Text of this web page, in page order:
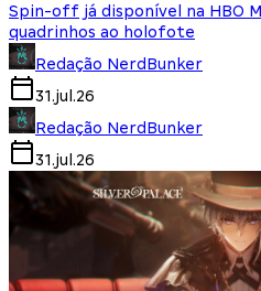
Spin-off já disponível na HBO
quadrinhos ao holofote
Redação NerdBunker
31.jul.26
Redação NerdBunker
31.jul.26